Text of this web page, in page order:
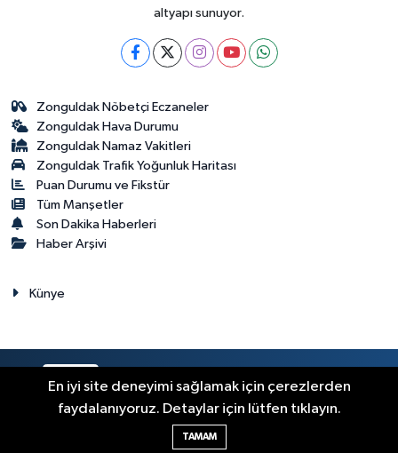
altyapı sunuyor.
Zonguldak Nöbetçi Eczaneler
Zonguldak Hava Durumu
Zonguldak Namaz Vakitleri
Zonguldak Trafik Yoğunluk Haritası
Puan Durumu ve Fikstür
Tüm Manşetler
Son Dakika Haberleri
Haber Arşivi
Künye
Haber Yazılımı:
En iyi site deneyimi sağlamak için çerezlerden
faydalanıyoruz. Detaylar için lütfen tıklayın.
TAMAM